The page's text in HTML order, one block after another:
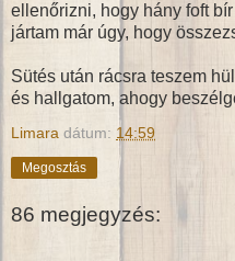
ellenőrizni, hogy hány foft
jártam már úgy, hogy
Sütés után rácsra teszem
és hallgatom, ahogy
Limara dátum: 14:59
Megosztás
86 megjegyzés: